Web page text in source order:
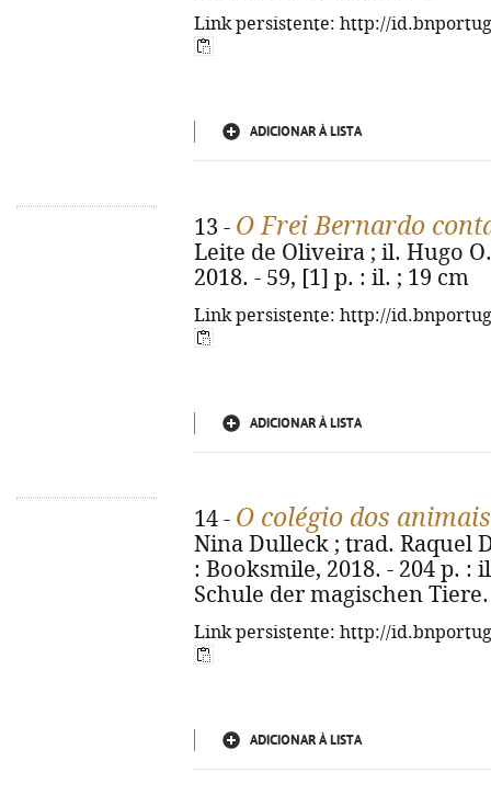
Link persistente: http://
ADICIONAR À LISTA
13 - O Frei Bernardo
Leite de Oliveira ; il. Hugo
2018. - 59, [1] p. : il. ; 19 cm
Link persistente: http://
ADICIONAR À LISTA
14 - O colégio dos
Nina Dulleck ; trad. Raquel
: Booksmile, 2018. - 204 p. :
Schule der magischen Tiere.
Link persistente: http://
ADICIONAR À LISTA